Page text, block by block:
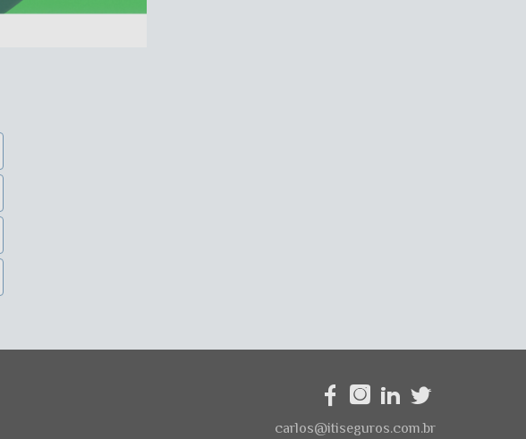
carlos@itiseguros.com.br